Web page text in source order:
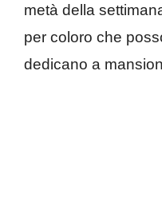
metà della
per coloro che
dedicano a